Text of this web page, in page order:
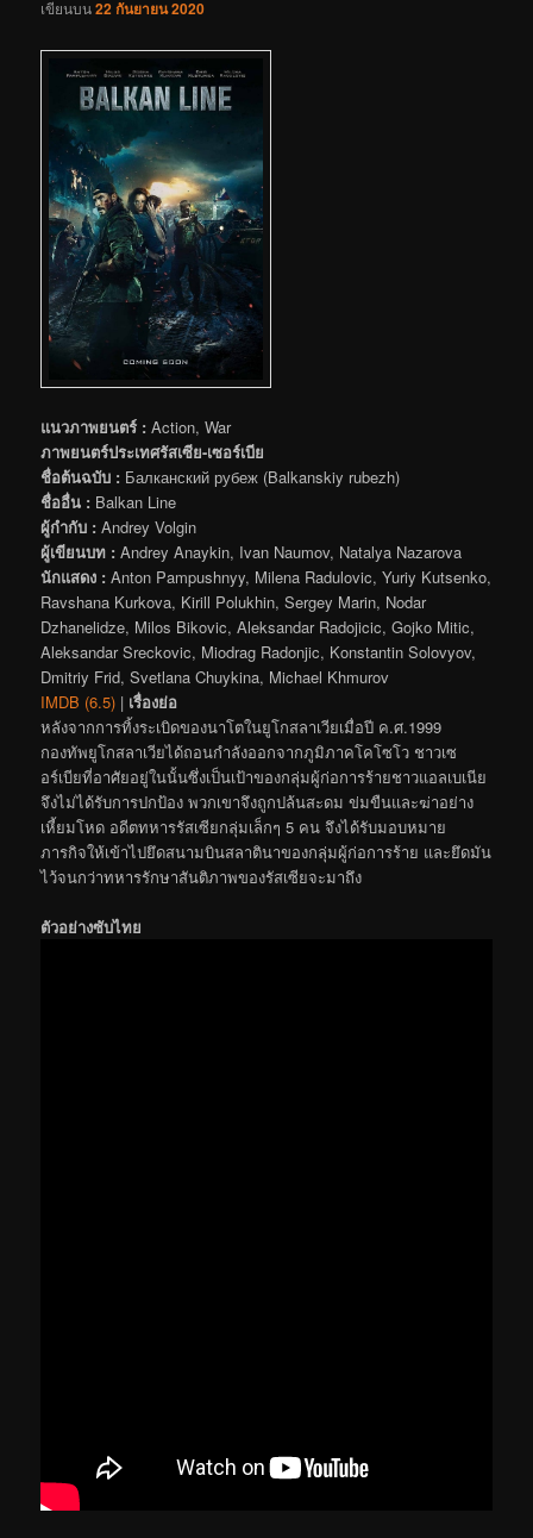
เขียนบน22 กันยายน 2020
แนวภาพยนตร์ : Action, War
ภาพยนตร์ประเทศรัสเซีย-เซอร์เบีย
ชื่อต้นฉบับ : Балканский рубеж (Balkanskiy rubezh)
ชื่ออื่น : Balkan Line
ผู้กำกับ : Andrey Volgin
ผู้เขียนบท : Andrey Anaykin, Ivan Naumov, Natalya Nazarova
นักแสดง : Anton Pampushnyy, Milena Radulovic, Yuriy Kutsenko,
Ravshana Kurkova, Kirill Polukhin, Sergey Marin, Nodar
Dzhanelidze, Milos Bikovic, Aleksandar Radojicic, Gojko Mitic,
Aleksandar Sreckovic, Miodrag Radonjic, Konstantin Solovyov,
Dmitriy Frid, Svetlana Chuykina, Michael Khmurov
IMDB (6.5) | เรื่องย่อ
หลังจากการทิ้งระเบิดของนาโตในยูโกสลาเวียเมื่อปี ค.ศ.1999
กองทัพยูโกสลาเวียได้ถอนกำลังออกจากภูมิภาคโคโซโว ชาวเซ
อร์เบียที่อาศัยอยู่ในนั้นซึ่งเป็นเป้าของกลุ่มผู้ก่อการร้ายชาวแอลเบเนีย
จึงไม่ได้รับการปกป้อง พวกเขาจึงถูกปล้นสะดม ข่มขืนและฆ่าอย่าง
เหี้ยมโหด อดีตทหารรัสเซียกลุ่มเล็กๆ 5 คน จึงได้รับมอบหมาย
ภารกิจให้เข้าไปยึดสนามบินสลาตินาของกลุ่มผู้ก่อการร้าย และยึดมัน
ไว้จนกว่าทหารรักษาสันติภาพของรัสเซียจะมาถึง
ตัวอย่างซับไทย